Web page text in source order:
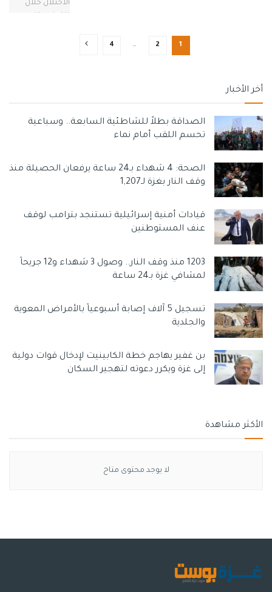
1
2
…
4
أخر الأخبار
الصداقة بطلاً للشاطئية السابعة.. وسباعية
تحسم اللقب أمام نماء
الصحة: 4 شهداء بـ24 ساعة يرفعان الحصيلة منذ
وقف النار بغزة لـ1,207
قيادات أمنية إسرائيلية تستنجد بترامب لوقف
عنف المستوطنين
1203 منذ وقف النار.. وصول 3 شهداء و12 جريحاً
لمشافي غزة بـ24 ساعة
تسجيل 5 آلاف إصابة أسبوعياً بالأمراض المعوية
والجلدية
بن غفير يهاجم خطة الكابينيت لإدخال قوات دولية
إلى غزة ويكرر دعوته لتهجير السكان
الأكثر مشاهدة
لا يوجد محتوى متاح